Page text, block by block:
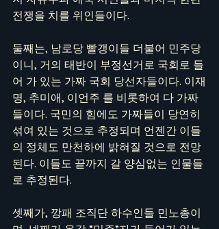
전쟁을 치를 위인들이다.
둘째는, 남로당 빨갱이들 더불어 민주당
이니, 거의 태반이 부정선거로 국회로 들
어 가 있는 가짜 국회 당선자들이다. 이재
명, 추미애, 이언주 를 비롯하여 다 가짜
들이다. 국민의 힘에도 가짜들이 당연히
섞여 있는 것으로 추정되며 언젠간 이들
의 정체도 만천하에 밝혀질 것으로 전망
된다. 이들도 끝까지 갈 양심없는 인물들
로 추정된다.
셋째가, 깡패 조직단 하수인들 민노총이